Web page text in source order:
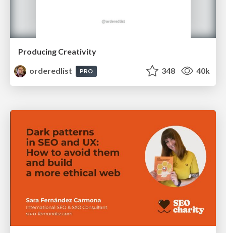
Producing Creativity
orderedlist
PRO 348 40k